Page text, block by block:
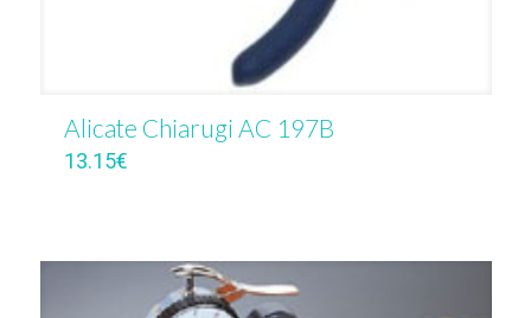
Alicate Chiarugi AC 197B
13.15€